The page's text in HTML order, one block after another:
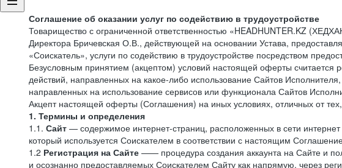
Соглашение об оказании услуг по содействию в трудоустройстве
Товарищество с ограниченной ответственностью «HEADHUNTER.KZ
Директора Бричевская О.В., действующей на основании Устава,
«Соискатель», услуги по содействию в трудоустройстве посредством
Безусловным принятием (акцептом) условий настоящей оферты
действий, направленных на какое-либо использование Сайтов
направленных на использование сервисов или функционала Сайтов
Акцепт настоящей оферты (Соглашения) на иных условиях, отличных от
1. Термины и определения
1.1. Сайт — содержимое интернет-страниц, расположенных в сети
который используется Соискателем в соответствии с настоящим
1.2 Регистрация на Сайте —— процедура создания аккаунта на Сайте и
и осознанно предоставляемых Соискателем Сайту как напрямую, через